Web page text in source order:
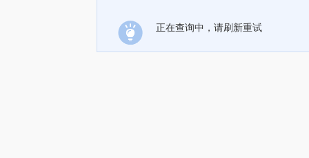
正在查询中，请刷新重试